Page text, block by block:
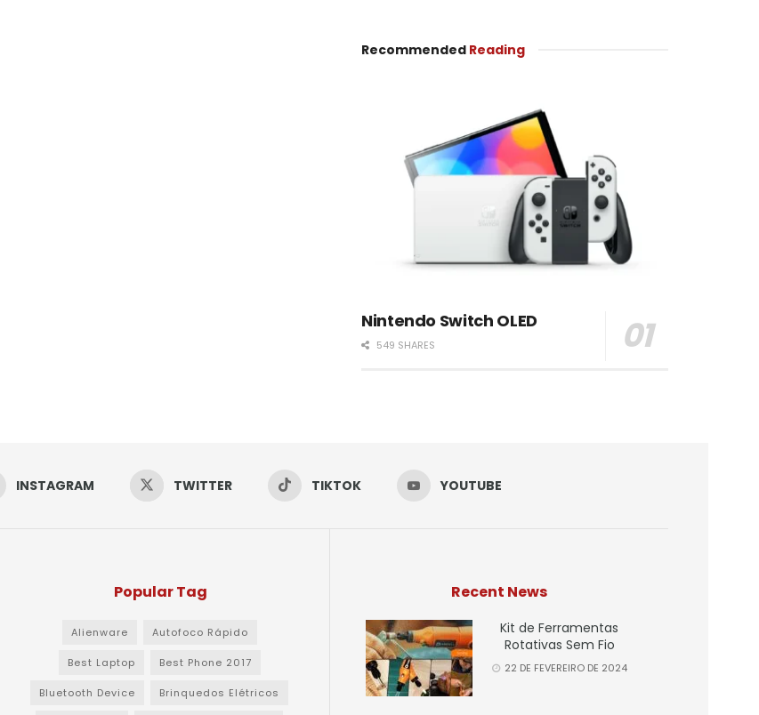
Recommended Reading
Nintendo Switch OLED
549 SHARES
INSTAGRAM TWITTER TIKTOK YOUTUBE
Popular Tag
Alienware Autofoco Rápido
Best Laptop Best Phone 2017
Bluetooth Device Brinquedos Elétricos
Recent News
Kit de Ferramentas
Rotativas Sem Fio
22 DE FEVEREIRO DE 2024